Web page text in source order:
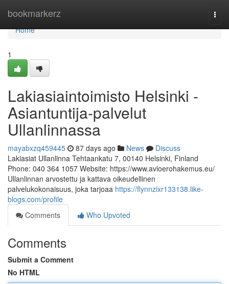
bookmarkerz
Home
Home
1
Lakiasiaintoimisto Helsinki -
Asiantuntija-palvelut
Ullanlinnassa
mayabxzq459445 87 days ago News
Discuss
Lakiasiat Ullanlinna Tehtaankatu 7, 00140 Helsinki, Finland
Phone: 040 364 1057 Website: https://www.avioerohakemus.eu/
Ullanlinnan arvostettu ja kattava oikeudellinen
palvelukokonaisuus, joka tarjoaa https://flynnzixr133138.like-
blogs.com/profile
Comments
Who Upvoted
Comments
Submit a Comment
No HTML